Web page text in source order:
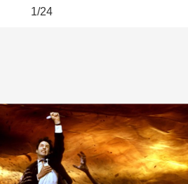
1/24